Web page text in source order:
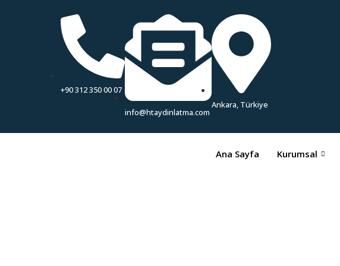
+90 312 350 00 07
info@htaydinlatma.com
Ankara, Türkiye
Ana Sayfa Kurumsal